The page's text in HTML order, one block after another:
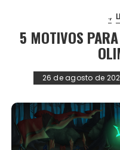
.
5 MOTIVOS
26 de agosto de